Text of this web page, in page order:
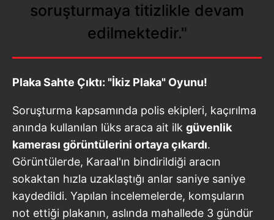
soruşturmaya titizlikle devam
edilmektedir."
Plaka Sahte Çıktı: "İkiz Plaka" Oyunu!
Soruşturma kapsamında polis ekipleri, kaçırılma
anında kullanılan lüks araca ait ilk güvenlik
kamerası görüntülerini ortaya çıkardı.
Görüntülerde, Karaal'ın bindirildiği aracın
sokaktan hızla uzaklaştığı anlar saniye saniye
kaydedildi. Yapılan incelemelerde, komşuların
not ettiği plakanın, aslında mahallede 3 gündür